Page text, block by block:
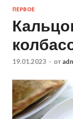
ПЕРВОЕ
19.01.2023 - от